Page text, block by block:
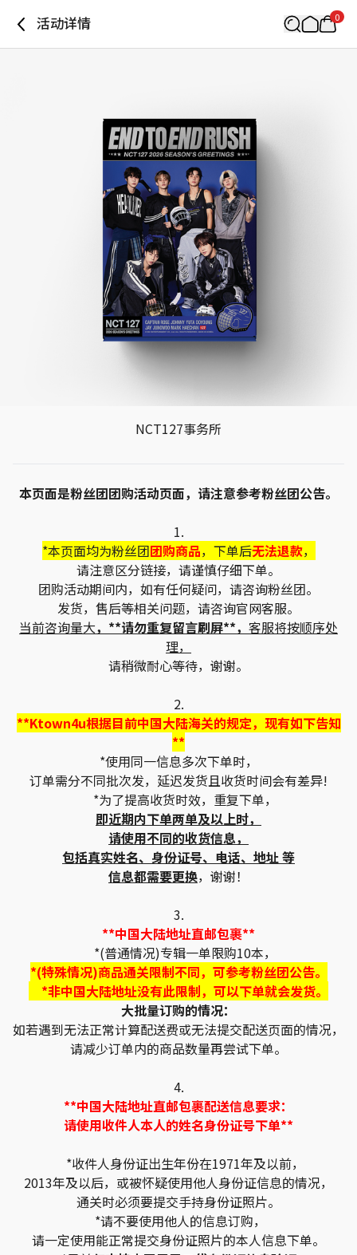
活动详情 0
NCT127事务所
本页面是粉丝团团购活动页面，请注意参考粉丝团公告。
1.
*本页面均为粉丝团团购商品，下单后无法退款，
请注意区分链接，请谨慎仔细下单。
团购活动期间内，如有任何疑问，请咨询粉丝团。
发货，售后等相关问题，请咨询官网客服。
当前咨询量大，**请勿重复留言刷屏**， 客服将按顺序处
理，
请稍微耐心等待，谢谢。
2.
**Ktown4u根据目前中国大陆海关的规定，现有如下告知
**
*使用同一信息多次下单时，
订单需分不同批次发，延迟发货且收货时间会有差异!
*为了提高收货时效，重复下单，
即近期内下单两单及以上时，
请使用不同的收货信息，
包括真实姓名、身份证号、电话、地址 等
信息都需要更换，谢谢！
3.
**中国大陆地址直邮包裹**
*(普通情况)专辑一单限购10本，
*(特殊情况)商品通关限制不同，可参考粉丝团公告。
*非中国大陆地址没有此限制，可以下单就会发货。
大批量订购的情况：
如若遇到无法正常计算配送费或无法提交配送页面的情况，
请减少订单内的商品数量再尝试下单。
4.
**中国大陆地址直邮包裹配送信息要求：
请使用收件人本人的姓名身份证号下单**
*收件人身份证出生年份在1971年及以前，
2013年及以后，或被怀疑使用他人身份证信息的情况，
通关时必须要提交手持身份证照片。
*请不要使用他人的信息订购，
请一定使用能正常提交身份证照片的本人信息下单。